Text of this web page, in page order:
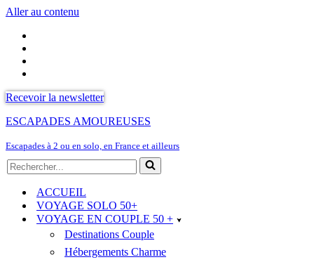
Aller au contenu
Recevoir la newsletter
ESCAPADES AMOUREUSES
Escapades à 2 ou en solo, en France et ailleurs
Rechercher...
ACCUEIL
VOYAGE SOLO 50+
VOYAGE EN COUPLE 50 +
Destinations Couple
Hébergements Charme